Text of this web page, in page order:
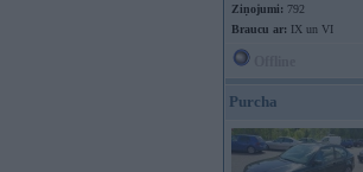
Ziņojumi: 792
Braucu ar: IX un VI
Purcha